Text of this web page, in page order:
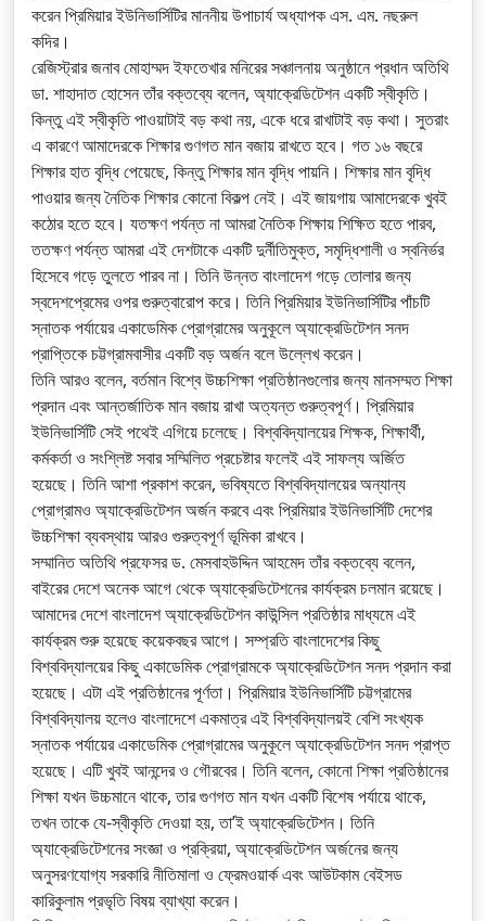
করেন প্রিমিয়ার ইউনিভার্সিটির মাননীয় উপাচার্য অধ্যাপক এস. এম. নছরুল
কদির।
রেজিস্ট্রার জনাব মোহাম্মদ ইফতেখার মনিরের সঞ্চালনায় অনুষ্ঠানে প্রধান অতিথি
ডা. শাহাদাত হোসেন তাঁর বক্তব্যে বলেন, অ্যাক্রেডিটেশন একটি স্বীকৃতি।
কিন্তু এই স্বীকৃতি পাওয়াটাই বড় কথা নয়, একে ধরে রাখাটাই বড় কথা। সুতরাং
এ কারণে আমাদেরকে শিক্ষার গুণগত মান বজায় রাখতে হবে। গত ১৬ বছরে
শিক্ষার হাত বৃদ্ধি পেয়েছে, কিন্তু শিক্ষার মান বৃদ্ধি পায়নি। শিক্ষার মান বৃদ্ধি
পাওয়ার জন্য নৈতিক শিক্ষার কোনো বিকল্প নেই। এই জায়গায় আমাদেরকে খুবই
কঠোর হতে হবে। যতক্ষণ পর্যন্ত না আমরা নৈতিক শিক্ষায় শিক্ষিত হতে পারব,
ততক্ষণ পর্যন্ত আমরা এই দেশটাকে একটি দুর্নীতিমুক্ত, সমৃদ্ধিশালী ও স্বনির্ভর
হিসেবে গড়ে তুলতে পারব না। তিনি উন্নত বাংলাদেশ গড়ে তোলার জন্য
স্বদেশপ্রেমের ওপর গুরুত্বারোপ করে। তিনি প্রিমিয়ার ইউনিভার্সিটির পাঁচটি
স্নাতক পর্যায়ের একাডেমিক প্রোগ্রামের অনুকূলে অ্যাক্রেডিটেশন সনদ
প্রাপ্তিকে চট্টগ্রামবাসীর একটি বড় অর্জন বলে উল্লেখ করেন।
তিনি আরও বলেন, বর্তমান বিশ্বে উচ্চশিক্ষা প্রতিষ্ঠানগুলোর জন্য মানসম্মত শিক্ষা
প্রদান এবং আন্তর্জাতিক মান বজায় রাখা অত্যন্ত গুরুত্বপূর্ণ। প্রিমিয়ার
ইউনিভার্সিটি সেই পথেই এগিয়ে চলেছে। বিশ্ববিদ্যালয়ের শিক্ষক, শিক্ষার্থী,
কর্মকর্তা ও সংশ্লিষ্ট সবার সম্মিলিত প্রচেষ্টার ফলেই এই সাফল্য অর্জিত
হয়েছে। তিনি আশা প্রকাশ করেন, ভবিষ্যতে বিশ্ববিদ্যালয়ের অন্যান্য
প্রোগ্রামও অ্যাক্রেডিটেশন অর্জন করবে এবং প্রিমিয়ার ইউনিভার্সিটি দেশের
উচ্চশিক্ষা ব্যবস্থায় আরও গুরুত্বপূর্ণ ভূমিকা রাখবে।
সম্মানিত অতিথি প্রফেসর ড. মেসবাহউদ্দিন আহমেদ তাঁর বক্তব্যে বলেন,
বাইরের দেশে অনেক আগে থেকে অ্যাক্রেডিটেশনের কার্যক্রম চলমান রয়েছে।
আমাদের দেশে বাংলাদেশ অ্যাক্রেডিটেশন কাউন্সিল প্রতিষ্ঠার মাধ্যমে এই
কার্যক্রম শুরু হয়েছে কয়েকবছর আগে। সম্প্রতি বাংলাদেশের কিছু
বিশ্ববিদ্যালয়ের কিছু একাডেমিক প্রোগ্রামকে অ্যাক্রেডিটেশন সনদ প্রদান করা
হয়েছে। এটা এই প্রতিষ্ঠানের পূর্ণতা। প্রিমিয়ার ইউনিভার্সিটি চট্টগ্রামের
বিশ্ববিদ্যালয় হলেও বাংলাদেশে একমাত্র এই বিশ্ববিদ্যালয়ই বেশি সংখ্যক
স্নাতক পর্যায়ের একাডেমিক প্রোগ্রামের অনুকূলে অ্যাক্রেডিটেশন সনদ প্রাপ্ত
হয়েছে। এটি খুবই আনন্দের ও গৌরবের। তিনি বলেন, কোনো শিক্ষা প্রতিষ্ঠানের
শিক্ষা যখন উচ্চমানে থাকে, তার গুণগত মান যখন একটি বিশেষ পর্যায়ে থাকে,
তখন তাকে যে-স্বীকৃতি দেওয়া হয়, তা’ই অ্যাক্রেডিটেশন। তিনি
অ্যাক্রেডিটেশনের সংজ্ঞা ও প্রক্রিয়া, অ্যাক্রেডিটেশন অর্জনের জন্য
অনুসরণযোগ্য সরকারি নীতিমালা ও ফ্রেমওয়ার্ক এবং আউটকাম বেইসড
কারিকুলাম প্রভৃতি বিষয় ব্যাখ্যা করেন।